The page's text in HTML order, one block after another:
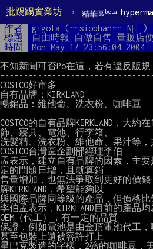
批踢踢實業坊 › 精華區beta
作者 gigola (~~siobhan~~￼N￾ )
標題
自由時報 自做自售 量販店
時間
Mon May 17 23:56:04 2004
不知新聞可否Po在這，若有違反版
COSTCO好市多
自有品牌：KIRKLAND
暢銷品：維他命、洗衣粉、咖啡豆
COSTCO的自有品牌KIRKLAND，大約
飾、寢具、電池、行李箱、
洗髮精、洗衣粉、維他命、果汁等，
COSTCO台灣區企劃部經理李伯
孟表示，建立自有品牌的因素，主
定的問題日增，且就算銷
售量增加，也無法爭取到更好的價錢
牌KIRKLAND，希望能夠以
與國際品牌同等級的產品，但價格比
李伯孟表示，KIRKLAND目前的產品
OEM（代工），有一定的品質
保證，例如電池是由金頂電池代工，
甚至包裝上還被容許打上
星巴克製造的字樣，2磅的咖啡豆，